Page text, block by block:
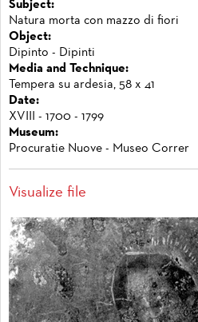
Subject:
Natura morta con mazzo di fiori
Object:
Dipinto - Dipinti
Media and Technique:
Tempera su ardesia, 58 x 41
Date:
XVIII - 1700 - 1799
Museum:
Procuratie Nuove - Museo Correr
Visualize file